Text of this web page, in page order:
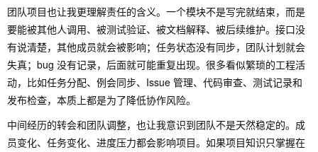
团队项目也让我更理解责任的含义。一个模块不是写完就结束，而是
要能被其他人调用、被测试验证、被文档解释、被后续维护。接口没
有说清楚，其他成员就会被影响；任务状态没有同步，团队计划就会
失真；bug 没有记录，后面就可能重复出现。很多看似繁琐的工程活
动，比如任务分配、例会同步、Issue 管理、代码审查、测试记录和
发布检查，本质上都是为了降低协作风险。
中间经历的转会和团队调整，也让我意识到团队不是天然稳定的。成
员变化、任务变化、进度压力都会影响项目。如果项目知识只掌握在